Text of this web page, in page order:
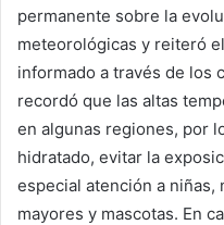
permanente sobre la
meteorológicas y reiteró
informado a través de los
recordó que las altas
en algunas regiones, por
hidratado, evitar la
especial atención a niñas,
mayores y mascotas. En